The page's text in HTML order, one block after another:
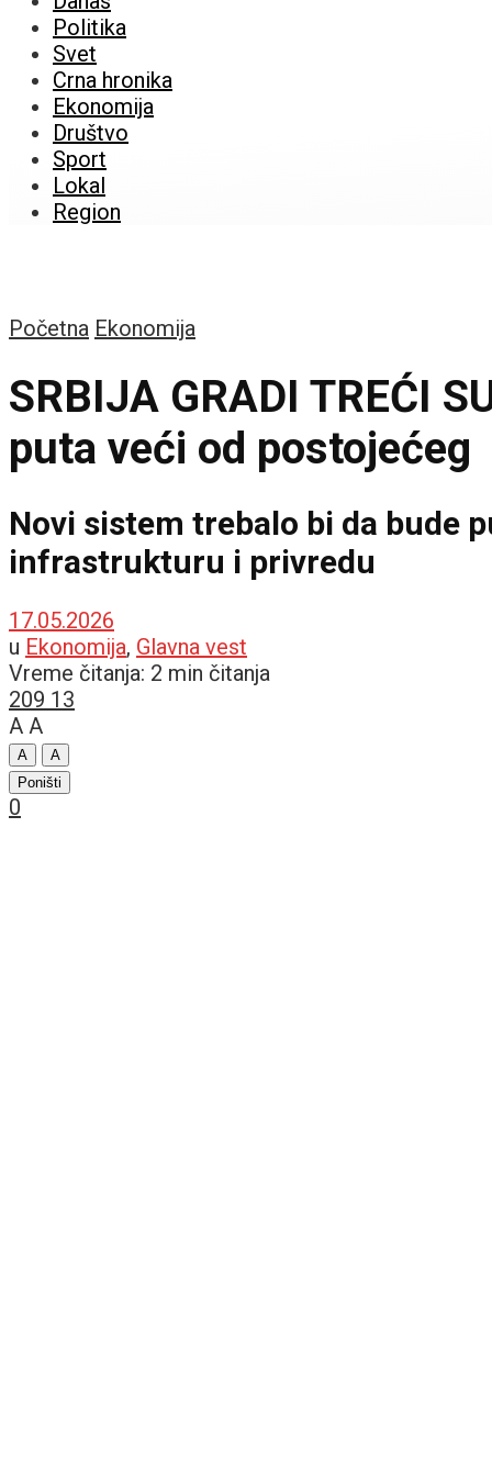
Politika
Svet
Crna hronika
Ekonomija
Društvo
Sport
Lokal
Region
Početna Ekonomija
SRBIJA GRADI TREĆI
puta veći od postojećeg
Novi sistem trebalo bi da bude
infrastrukturu i privredu
17.05.2026
u Ekonomija, Glavna vest
Vreme čitanja: 2 min čitanja
209 13
A A
A
A
Poništi
0